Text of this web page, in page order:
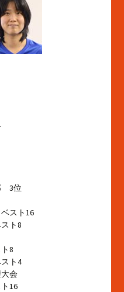
3位
スト16
ト8
8
ト4
会
16